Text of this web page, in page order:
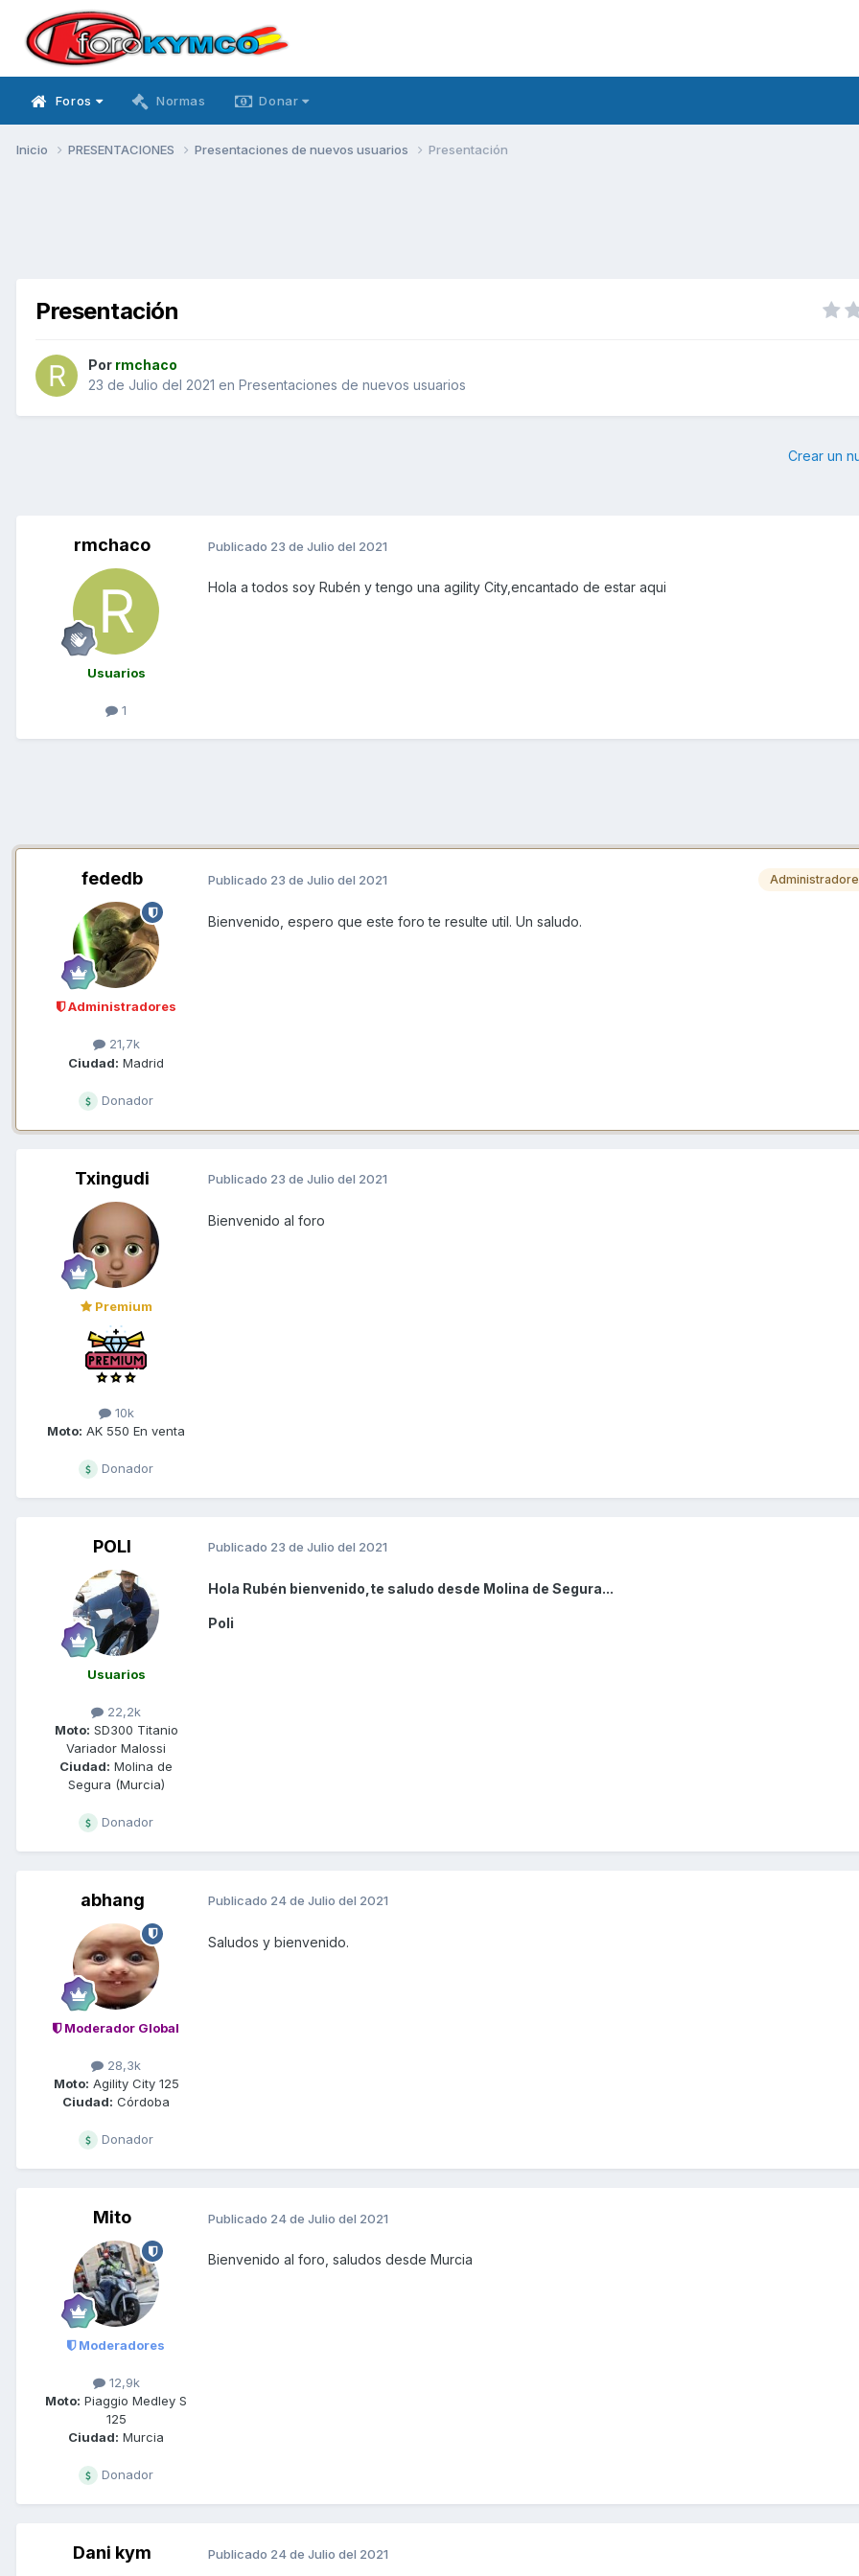
Foros Normas Donar
Inicio PRESENTACIONES Presentaciones de nuevos usuarios Presentación
Presentación
Por rmchaco
23 de Julio del 2021 en Presentaciones de nuevos usuarios
Crear un
rmchaco
Usuarios
1
Publicado 23 de Julio del 2021
Hola a todos soy Rubén y tengo una agility City,encantado de estar aqui
fededb
Administradores
21,7k
Ciudad: Madrid
Donador
Publicado 23 de Julio del 2021
Bienvenido, espero que este foro te resulte util. Un saludo.
Txingudi
Premium
10k
Moto: AK 550 En venta
Donador
Publicado 23 de Julio del 2021
Bienvenido al foro
POLI
Usuarios
22,2k
Moto: SD300 Titanio
Variador Malossi
Ciudad: Molina de
Segura (Murcia)
Donador
Publicado 23 de Julio del 2021
Hola Rubén bienvenido,te saludo desde Molina de Segura...
Poli
abhang
Moderador Global
28,3k
Moto: Agility City 125
Ciudad: Córdoba
Donador
Publicado 24 de Julio del 2021
Saludos y bienvenido.
Mito
Moderadores
12,9k
Moto: Piaggio Medley S
125
Ciudad: Murcia
Donador
Publicado 24 de Julio del 2021
Bienvenido al foro, saludos desde Murcia
Dani kym Publicado 24 de Julio del 2021